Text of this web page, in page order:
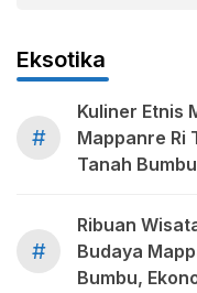
Eksotika
#
Kuliner Etnis
Mappanre Ri
Tanah Bumbu
#
Ribuan
Budaya
Bumbu,